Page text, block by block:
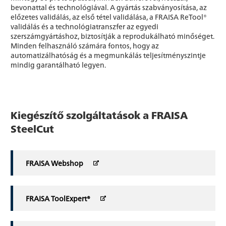
bevonattal és technológiával. A gyártás szabványosítása, az
előzetes validálás, az első tétel validálása, a FRAISA ReTool®
validálás és a technológiatranszfer az egyedi
szerszámgyártáshoz, biztosítják a reprodukálható minőséget.
Minden felhasználó számára fontos, hogy az
automatizálhatóság és a megmunkálás teljesítményszintje
mindig garantálható legyen.
Kiegészítő szolgáltatások a FRAISA
SteelCut
FRAISA Webshop
FRAISA ToolExpert®